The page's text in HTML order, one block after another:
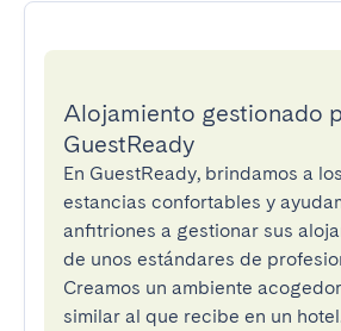
Alojamiento gestionado
GuestReady
En GuestReady, brindamos a
estancias confortables y
anfitriones a gestionar sus
de unos estándares de
Creamos un ambiente
similar al que recibe en un